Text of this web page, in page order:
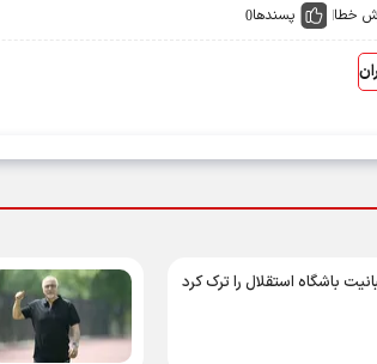
خطا پسندها0
باشگاه استقلال را ترک کرد